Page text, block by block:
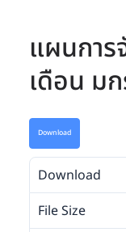
แผนการ
เดือน ม
Download
Download
File Size